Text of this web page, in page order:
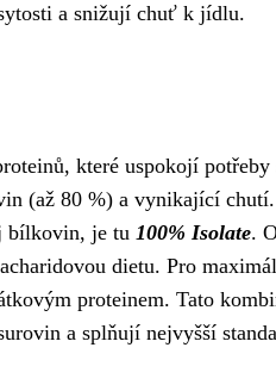
a snižují chuť k jídlu.
které uspokojí
(až 80 %) a vynikající
bílkovin, je tu 100% Isolate.
dietu. Pro
proteinem. Tato
a splňují nejvyšší